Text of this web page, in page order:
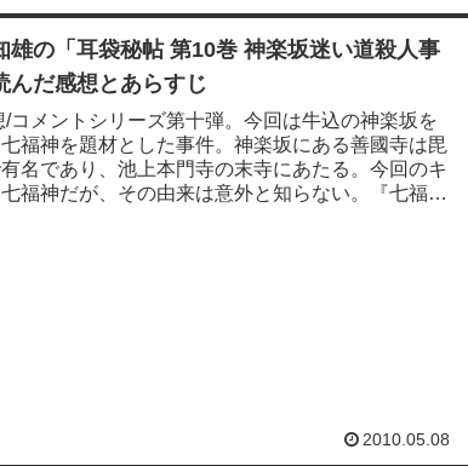
雄の「耳袋秘帖 第10巻 神楽坂迷い道殺人事
んだ感想とあらすじ
/コメントシリーズ第十弾。今回は牛込の神楽坂を
福神を題材とした事件。神楽坂にある善國寺は毘
名であり、池上本門寺の末寺にあたる。今回のキ
福神だが、その由来は意外と知らない。『七福神
2010.05.08